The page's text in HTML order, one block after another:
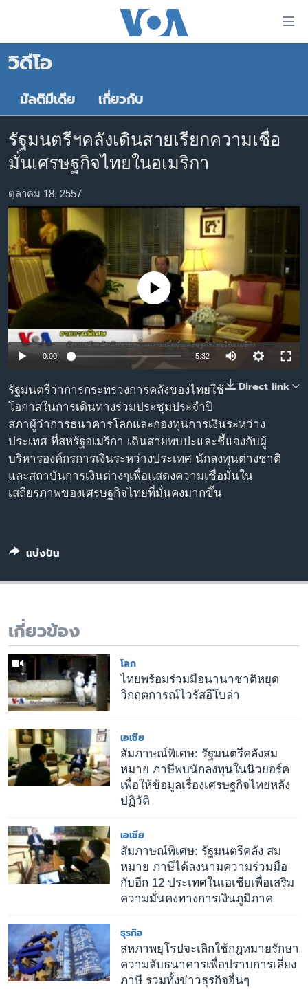
ต่อ
เนื้อหา
หลัก
ข้าม
ไป
หลัก
ข้าม
การ
ค้นหา
หน้าหลัก
โลก
เอเชีย
สหรัฐฯ
ไทย
ธุรกิจ
วิทยาศาสตร์
สังคมและสุขภาพ
ไลฟ์สไตล์
ตรวจสอบข่าว
เรียนรู้ภาษาอังกฤษ
พอดคาสต์
ติดตามเรา
เลือกภาษา
วิดีโอ
มัลติมีเดีย เกี่ยวกับ
รัฐมนตรีฯคลังเดินสายเรียกความเชื่อ
มั่นเศรษฐกิจไทยในอเมริกา
ตุลาคม 18, 2557
No media source currently available
0:00 5:32
Direct link
รัฐมนตรีว่าการกระทรวงการคลังของไทยใช้
โอกาสในการเดินทางร่วมประชุมประจำปี
สภาผู้ว่าการธนาคารโลกและกองทุนการเงินระหว่าง
ประเทศ ที่สหรัฐอเมริกา เดินสายพบปะและชี้แจงกับผู้
บริหารองค์กรการเงินระหว่างประเทศ นักลงทุนต่างชาติ
และสถาบันการเงินต่างๆเพื่อแสดงความเชื่อมั่นใน
เสถียรภาพของเศรษฐกิจไทยที่มั่นคงมากขึ้น
แบ่งปัน
เกี่ยวข้อง
โลก
ไทยพร้อมร่วมมือนานาชาติหยุด
วิกฤตการณ์ไวรัสอีโบล่า
เอเชีย
สัมภาษณ์พิเศษ: รัฐมนตรีคลังสม
หมาย ภาษีพบนักลงทุนในนิวยอร์ค
เพื่อให้ข้อมูลเรื่องเศรษฐกิจไทยหลัง
ปฏิวัติ
เอเชีย
สัมภาษณ์พิเศษ: รัฐมนตรีคลัง สม
หมาย ภาษีได้ลงนามความร่วมมือ
กับอีก 12 ประเทศในเอเชียเพื่อเสริม
ความมั่นคงทางการเงินภูมิภาค
ธุรกิจ
สหภาพยุโรปจะเลิกใช้กฎหมายรักษา
ความลับธนาคารเพื่อปราบการเลี่ยง
ภาษี รวมทั้งข่าวธุรกิจอื่นๆ